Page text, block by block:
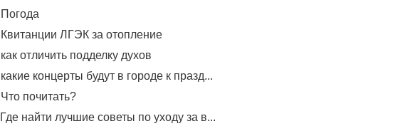
Погода
Квитанции ЛГЭК за отопление
как отличить подделку духов
какие концерты будут в городе к празд...
Что почитать?
Где найти лучшие советы по уходу за в...